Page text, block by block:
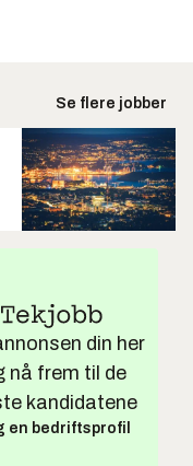
Se flere jobber
din her
nå frem til de
kandidatene
en bedriftsprofil